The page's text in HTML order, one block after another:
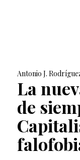
Antonio J.
La
de